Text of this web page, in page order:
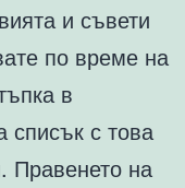
и съвети
по време на
в
списък с това
Правенето на